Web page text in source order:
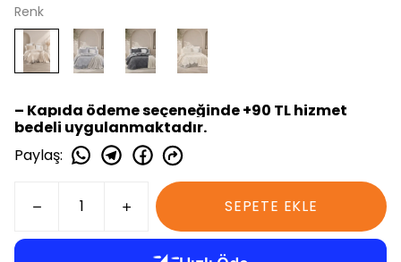
Renk
– Kapıda ödeme seçeneğinde +90 TL hizmet
bedeli uygulanmaktadır.
Paylaş:
SEPETE EKLE